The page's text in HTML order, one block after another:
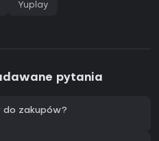
Yuplay
pytania
zakupów?